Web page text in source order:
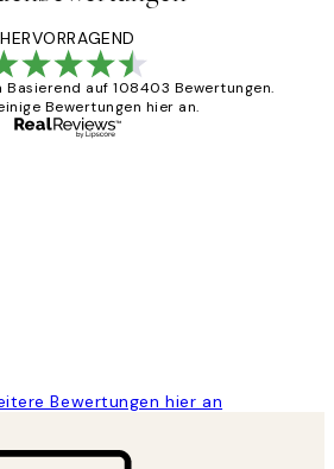
HERVORRAGEND
Basierend auf 108403 Bewertungen.
Bewertungen hier an.
Bewertungen hier an